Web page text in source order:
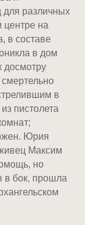
для различных
центре на
в составе
в дом
досмотру
в
пистолета
Юрия
Максим
но
в бок, прошла